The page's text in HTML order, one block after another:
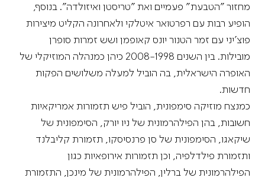
מחזור "הטבעת" פעמיים ואת "טריסטן ואיזולדה". בנוסף,
הופיע רבות עם רפרטואר איטלקי ולאחרונה הקליט מיצירות
פוצ'יני עם זמר הטנור יונס קאופמן ושש זמרות סופרן
מובילות. בין השנים 2008-1998 כיהן כמנהלה המוזיקלי של
האופרה הישראלית, בה הוביל למעלה משלושים הפקות
חדשות.
כמנצח מוזיקה סימפונית, הוביל פיש תזמורות אמריקאיות
חשובות, בהן הפילהרמונית של ניו יורק, הסימפונית של
שיקאגו, הסימפונית של סן פרנסיסקו, תזמורת קליבלנד
ותזמורת פילדלפיה, וכן תזמורות אירופאיות כגון
הפילהרמונית של ברלין, הפילהרמונית של מינכן, התזמורת